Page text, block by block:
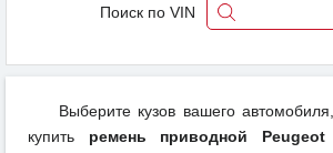
Поиск по VIN
Выберите кузов вашего
купить ремень приводной Peugeot